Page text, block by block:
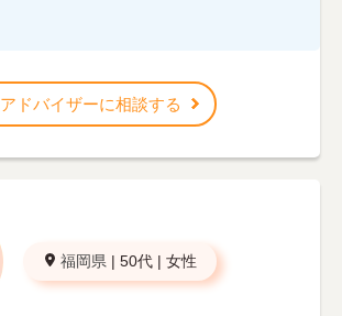
アドバイザーに相談する
福岡県 | 50代 | 女性